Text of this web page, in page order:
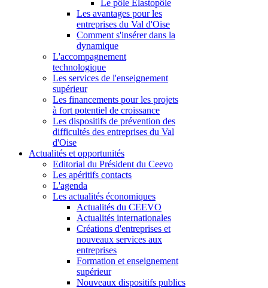
Le pôle Elastopôle
Les avantages pour les
entreprises du Val d'Oise
Comment s'insérer dans la
dynamique
L'accompagnement
technologique
Les services de l'enseignement
supérieur
Les financements pour les projets
à fort potentiel de croissance
Les dispositifs de prévention des
difficultés des entreprises du Val
d'Oise
Actualités et opportunités
Editorial du Président du Ceevo
Les apéritifs contacts
L'agenda
Les actualités économiques
Actualités du CEEVO
Actualités internationales
Créations d'entreprises et
nouveaux services aux
entreprises
Formation et enseignement
supérieur
Nouveaux dispositifs publics